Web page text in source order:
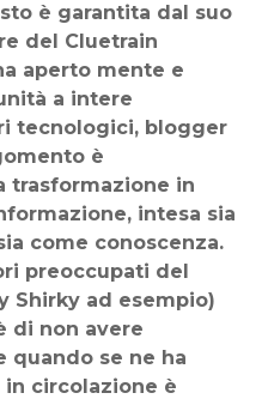
del Cluetrain
aperto mente e
a intere
tecnologici, blogger
è
trasformazione in
intesa sia
come conoscenza.
preoccupati del
Shirky ad esempio)
di non avere
quando se ne ha
circolazione è